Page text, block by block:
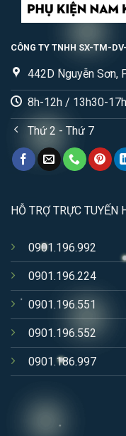
CÔNG TY TNHH SX-TM-
442D Nguyễn Sơn,
8h-12h / 13h30-
Thứ 2 - Thứ 7
HỖ TRỢ TRỰC TUYẾN
0901.196.992
0901.196.224
0901.196.551
0901.196.552
0901.186.997